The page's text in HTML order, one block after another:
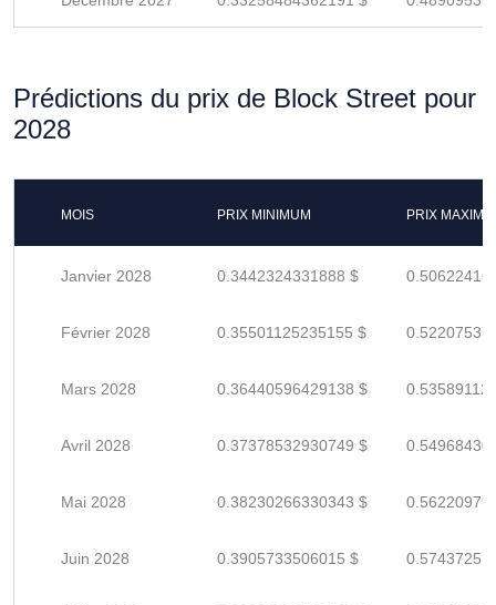
Prédictions du prix de Block Street pour
2028
MOIS PRIX MINIMUM PRIX
Janvier 2028 0.3442324331888 $
Février 2028 0.35501125235155 $
Mars 2028 0.36440596429138 $
Avril 2028 0.37378532930749 $
Mai 2028 0.38230266330343 $
Juin 2028 0.3905733506015 $